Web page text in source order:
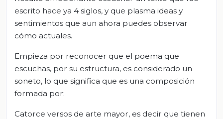
escrito hace ya 4 siglos, y que plasma ideas y
sentimientos que aun ahora puedes observar
cómo actuales.
Empieza por reconocer que el poema que
escuchas, por su estructura, es considerado un
soneto, lo que significa que es una composición
formada por:
Catorce versos de arte mayor, es decir que tienen